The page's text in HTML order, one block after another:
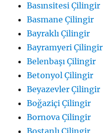
Basınsitesi Çilingir
Basmane Çilingir
Bayraklı Çilingir
Bayramyeri Çilingir
Belenbaşı Çilingir
Betonyol Çilingir
Beyazevler Çilingir
Boğaziçi Çilingir
Bornova Çilingir